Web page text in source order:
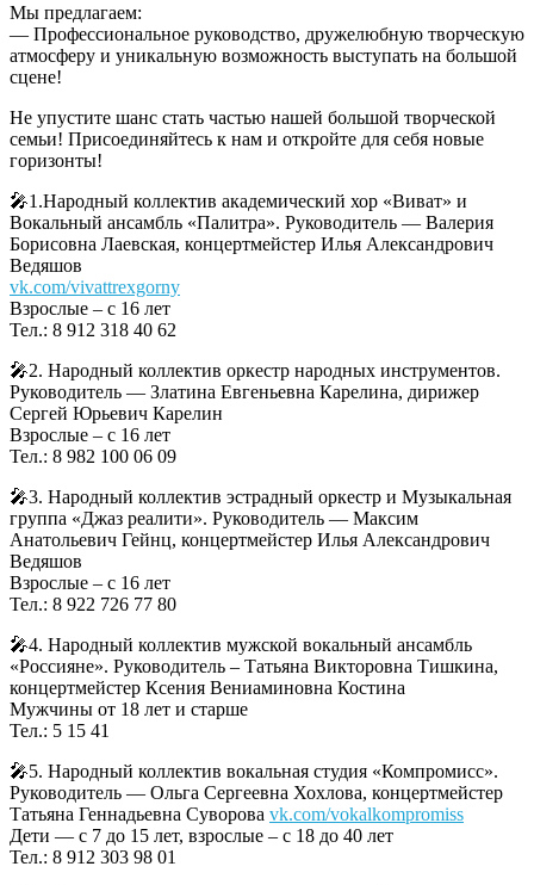
Мы предлагаем:
— Профессиональное руководство, дружелюбную творческую
атмосферу и уникальную возможность выступать на большой
сцене!
Не упустите шанс стать частью нашей большой творческой
семьи! Присоединяйтесь к нам и откройте для себя новые
горизонты!
🎤1.Народный коллектив академический хор «Виват» и
Вокальный ансамбль «Палитра». Руководитель — Валерия
Борисовна Лаевская, концертмейстер Илья Александрович
Ведяшов
vk.com/vivattrexgorny
Взрослые – с 16 лет
Тел.: 8 912 318 40 62
🎤2. Народный коллектив оркестр народных инструментов.
Руководитель — Златина Евгеньевна Карелина, дирижер
Сергей Юрьевич Карелин
Взрослые – с 16 лет
Тел.: 8 982 100 06 09
🎤3. Народный коллектив эстрадный оркестр и Музыкальная
группа «Джаз реалити». Руководитель — Максим
Анатольевич Гейнц, концертмейстер Илья Александрович
Ведяшов
Взрослые – с 16 лет
Тел.: 8 922 726 77 80
🎤4. Народный коллектив мужской вокальный ансамбль
«Россияне». Руководитель – Татьяна Викторовна Тишкина,
концертмейстер Ксения Вениаминовна Костина
Мужчины от 18 лет и старше
Тел.: 5 15 41
🎤5. Народный коллектив вокальная студия «Компромисс».
Руководитель — Ольга Сергеевна Хохлова, концертмейстер
Татьяна Геннадьевна Суворова vk.com/vokalkompromiss
Дети — с 7 до 15 лет, взрослые – с 18 до 40 лет
Тел.: 8 912 303 98 01